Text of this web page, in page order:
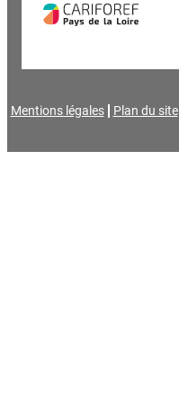
Mentions légales Plan du site